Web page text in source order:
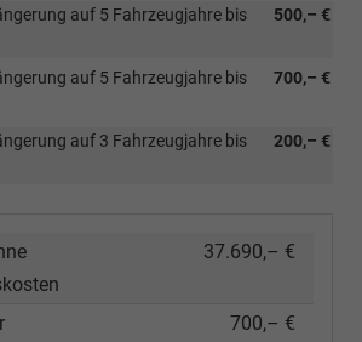
500,– €
auf 5 Fahrzeugjahre bis
700,– €
auf 5 Fahrzeugjahre bis
200,– €
auf 3 Fahrzeugjahre bis
37.690,– €
700,– €